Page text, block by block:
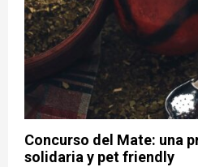
Concurso del Mate: una
solidaria y pet friendly